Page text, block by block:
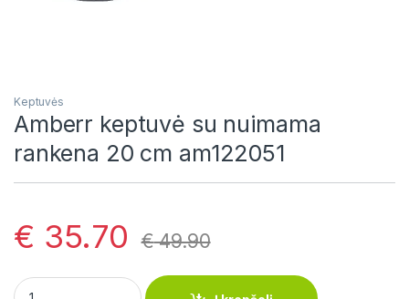
Keptuvės
Amberr keptuvė su nuimama
rankena 20 cm am122051
€ 35.70 €49.90
Amberr keptuvė su nuimama rankena 20 cm am122051